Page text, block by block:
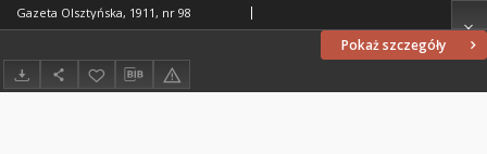
Pokaż szczegóły
Gazeta Olsztyńska, 1911, nr 98